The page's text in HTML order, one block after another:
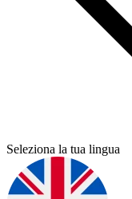
Seleziona la tua lingua